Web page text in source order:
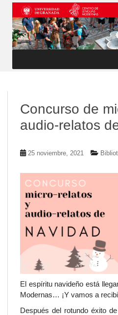
Skip to main content
Concurso de
audio-relatos
25 noviembre, 2021
El espíritu navideño está
Modernas… ¡Y vamos a
Después del rotundo éxito